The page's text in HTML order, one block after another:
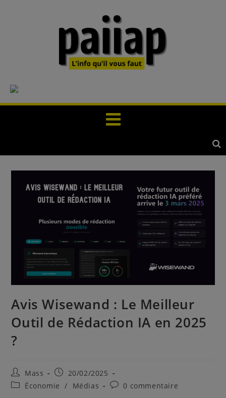
Avis Wisewand : Le Meilleur
Outil de Rédaction IA en 2025
?
Mass
20/02/2025
Économie
/ Médias 0 commentaire